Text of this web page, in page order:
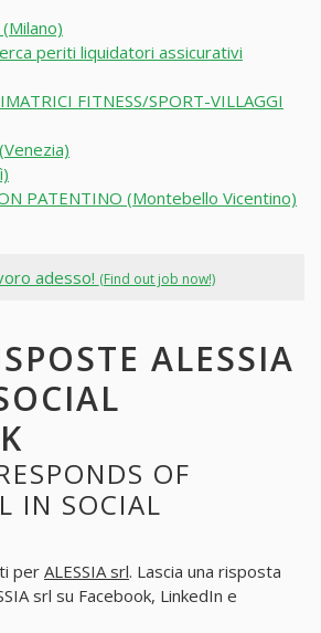
periti liquidatori assicurativi
FITNESS/SPORT-VILLAGGI
PATENTINO (Montebello Vicentino)
adesso! (Find out job now!)
ALESSIA
OF
IN SOCIAL
per ALESSIA srl. Lascia una risposta
srl su Facebook, LinkedIn e